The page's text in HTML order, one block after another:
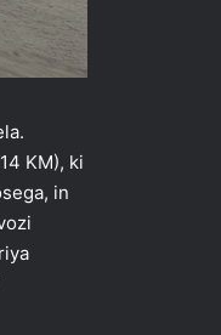
KM), ki
in